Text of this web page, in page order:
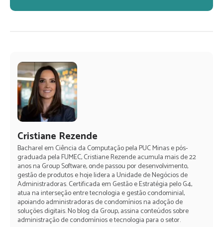
Cristiane Rezende
Bacharel em Ciência da Computação pela PUC Minas e pós-
graduada pela FUMEC, Cristiane Rezende acumula mais de 22
anos na Group Software, onde passou por desenvolvimento,
gestão de produtos e hoje lidera a Unidade de Negócios de
Administradoras. Certificada em Gestão e Estratégia pelo G4,
atua na interseção entre tecnologia e gestão condominial,
apoiando administradoras de condomínios na adoção de
soluções digitais. No blog da Group, assina conteúdos sobre
administração de condomínios e tecnologia para o setor.